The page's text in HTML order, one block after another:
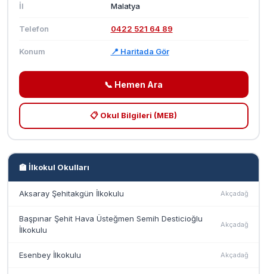
İl Malatya
Telefon 0422 521 64 89
Konum 📍 Haritada Gör
📞 Hemen Ara
📋 Okul Bilgileri (MEB)
🏫 İlkokul Okulları
Aksaray Şehitakgün İlkokulu Akçadağ
Başpınar Şehit Hava Üsteğmen Semih Desticioğlu
İlkokulu
Akçadağ
Esenbey İlkokulu Akçadağ